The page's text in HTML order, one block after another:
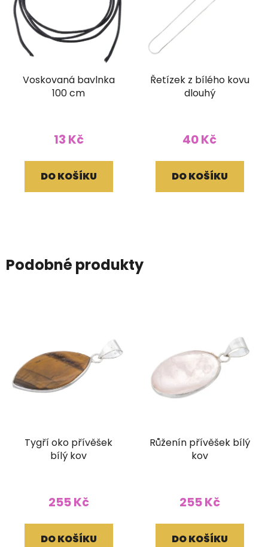
Voskovaná bavlnka
100 cm
13 Kč
DO KOŠÍKU
Řetízek z bílého kovu
dlouhý
40 Kč
DO KOŠÍKU
Podobné produkty
Tygří oko přívěšek
bílý kov
255 Kč
DO KOŠÍKU
Růženín přívěšek bílý
kov
255 Kč
DO KOŠÍKU